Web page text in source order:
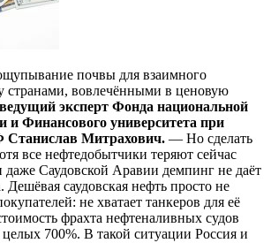
почвы для взаимного
странами, вовлечёнными в ценовую
ведущий эксперт Фонда национальной
и Финансового университета при
Станислав Митрахович. — Но сделать
все нефтедобытчики теряют сейчас
даже Саудовской Аравии демпинг не даёт
Дешёвая саудовская нефть просто не
не хватает танкеров для её
фрахта нефтеналивных судов
700%. В такой ситуации Россия и